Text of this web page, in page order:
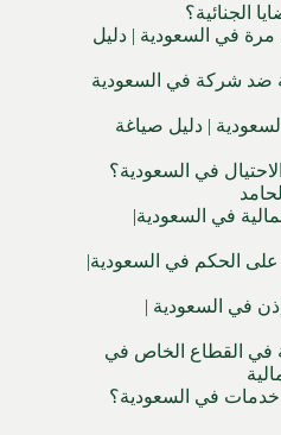
الجنائية؟
مرة في السعودية | دليل
ضد شركة في السعودية
| دليل صياغة
في السعودية؟
في السعودية|
الحكم في السعودية|
في السعودية |
في القطاع الخاص في
في السعودية؟